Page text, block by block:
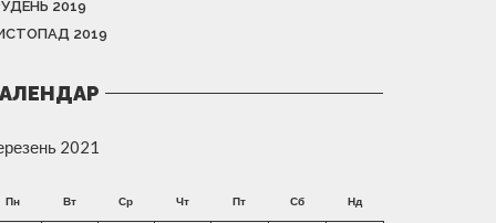
2019
2019
2021
Пн Вт Ср Чт Пт Сб Нд